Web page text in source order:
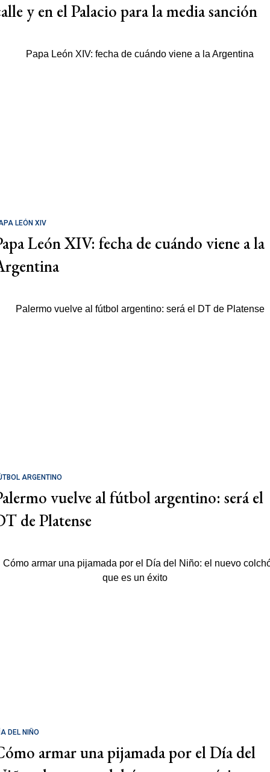
y en el Palacio para la media sanción
LEÓN XIV
León XIV: fecha de cuándo viene a la
ARGENTINO
vuelve al fútbol argentino: será el
de Platense
DEL NIÑO
armar una pijamada por el Día del